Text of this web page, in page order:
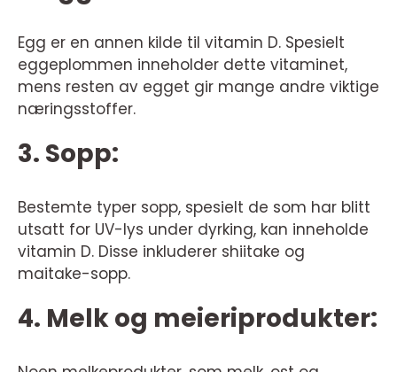
Egg er en annen kilde til vitamin D. Spesielt
eggeplommen inneholder dette vitaminet,
mens resten av egget gir mange andre viktige
næringsstoffer.
3. Sopp:
Bestemte typer sopp, spesielt de som har blitt
utsatt for UV-lys under dyrking, kan inneholde
vitamin D. Disse inkluderer shiitake og
maitake-sopp.
4. Melk og meieriprodukter: